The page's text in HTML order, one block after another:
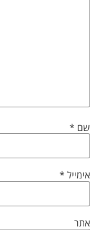
שם *
אימייל*
אתר